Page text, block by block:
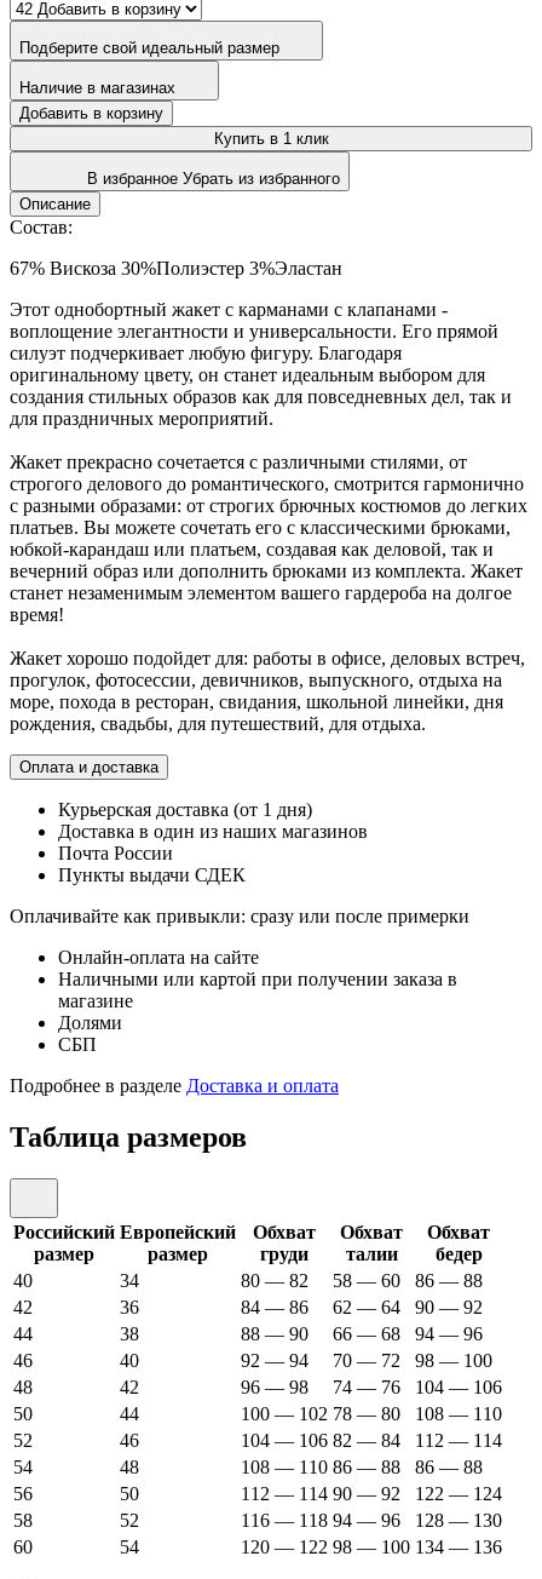
Подберите свой идеальный размер
Наличие в магазинах
Добавить в корзину
Купить в 1 клик
В избранное Убрать из избранного
Описание
Состав:
67% Вискоза 30%Полиэстер 3%Эластан
Этот однобортный жакет с карманами с клапанами -
воплощение элегантности и универсальности. Его прямой
силуэт подчеркивает любую фигуру. Благодаря
оригинальному цвету, он станет идеальным выбором для
создания стильных образов как для повседневных дел, так и
для праздничных мероприятий.
Жакет прекрасно сочетается с различными стилями, от
строгого делового до романтического, смотрится гармонично
с разными образами: от строгих брючных костюмов до легких
платьев. Вы можете сочетать его с классическими брюками,
юбкой-карандаш или платьем, создавая как деловой, так и
вечерний образ или дополнить брюками из комплекта. Жакет
станет незаменимым элементом вашего гардероба на долгое
время!
Жакет хорошо подойдет для: работы в офисе, деловых встреч,
прогулок, фотосессии, девичников, выпускного, отдыха на
море, похода в ресторан, свидания, школьной линейки, дня
рождения, свадьбы, для путешествий, для отдыха.
Оплата и доставка
Курьерская доставка (от 1 дня)
Доставка в один из наших магазинов
Почта России
Пункты выдачи СДЕК
Оплачивайте как привыкли: сразу или после примерки
Онлайн-оплата на сайте
Наличными или картой при получении заказа в
магазине
Долями
СБП
Подробнее в разделе Доставка и оплата
Таблица размеров
Российский
размер
Европейский
размер
Обхват
груди
Обхват
талии
Обхват
бедер
40
34 80 — 82 58 — 60
86 — 88
42
36 84 — 86 62 — 64
90 — 92
44
38 88 — 90 66 — 68
94 — 96
46
40 92 — 94 70 — 72
98 — 100
48
42 96 — 98 74 — 76
104 — 106
50
44 100 — 102 78 — 80
108 — 110
52
46 104 — 106 82 — 84
112 — 114
54
48 108 — 110 86 — 88
86 — 88
56
50 112 — 114 90 — 92
122 — 124
58
52 116 — 118 94 — 96
128 — 130
60
54 120 — 122 98 — 100 134 — 136